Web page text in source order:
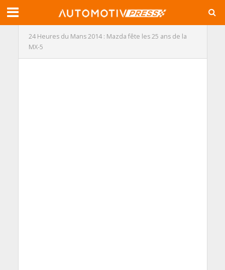
24 Heures du Mans 2014 : Mazda fête les 25 ans de la
MX-5